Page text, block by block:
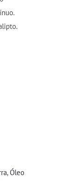
,Óleo